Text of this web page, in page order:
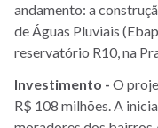
andamento: a
de Águas Pluviais
reservatório R10, na
Investimento - O
R$ 108 milhões. A